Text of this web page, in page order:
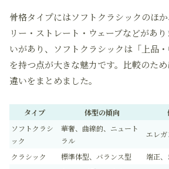
骨格タイプにはソフトクラシックのほ
リー・ストレート・ウェーブなどがあ
いがあり、ソフトクラシックは「上品
を持つ点が大きな魅力です。比較のた
違いをまとめました。
タイプ 体型の傾向
ソフトクラシ
ック
華奢、曲線的、ニュート
ラル
エレガ
クラシック 標準体型、バランス型 端正